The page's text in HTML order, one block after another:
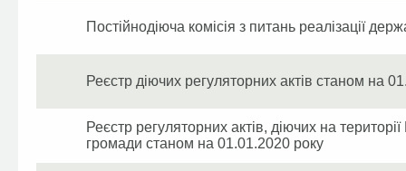
Постійнодіюча комісія з питань реалізації
Реєстр діючих регуляторних актів станом на
Реєстр регуляторних актів, діючих на
громади станом на 01.01.2020 року